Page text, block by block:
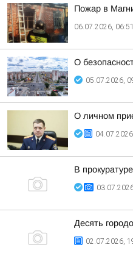
Пожар в
06.07.2026, 06:51
О
05.07.2026,
О личном
В
Десять
02.07.2026,